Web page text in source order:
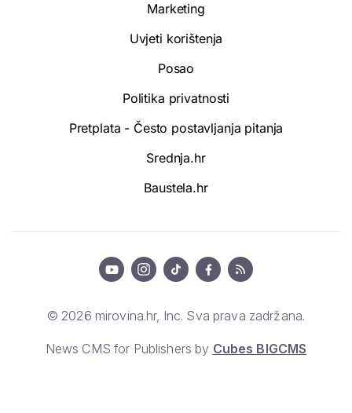
Marketing
Uvjeti korištenja
Posao
Politika privatnosti
Pretplata - Često postavljanja pitanja
Srednja.hr
Baustela.hr
© 2026 mirovina.hr, Inc. Sva prava zadržana.
News CMS for Publishers by Cubes BIGCMS